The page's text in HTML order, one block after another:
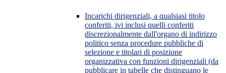
Incarichi dirigenziali, a qualsiasi titolo
conferiti, ivi inclusi quelli conferiti
discrezionalmente dall'organo di indirizzo
politico senza procedure pubbliche di
selezione e titolari di posizione
organizzativa con funzioni dirigenziali (da
pubblicare in tabelle che distinguano le